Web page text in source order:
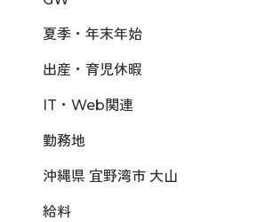
夏季・年末年始
出産・育児休暇
IT・Web関連
勤務地
沖縄県 宜野湾市 大山
給料